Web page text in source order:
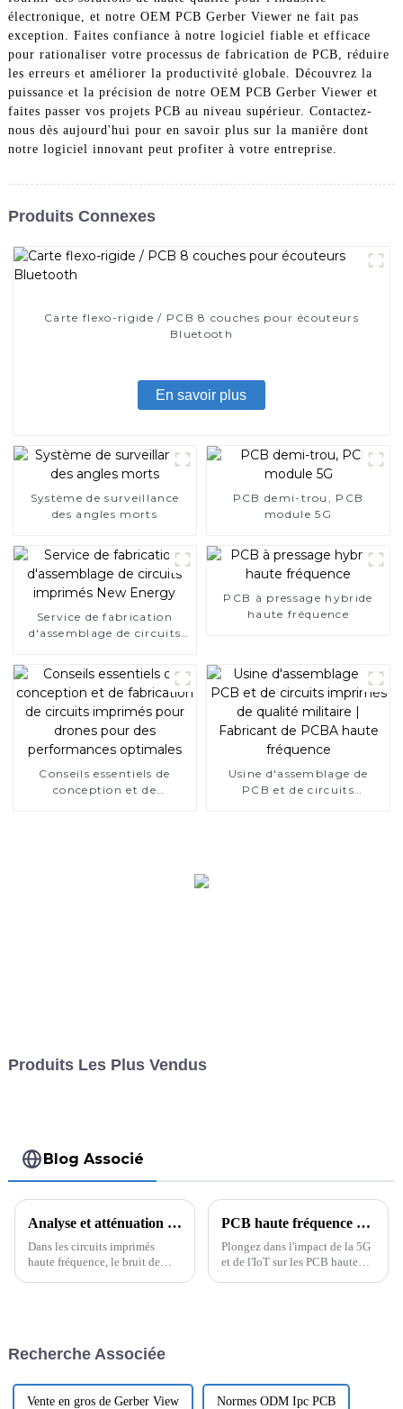
électronique, et notre OEM PCB Gerber Viewer ne fait pas
exception. Faites confiance à notre logiciel fiable et efficace
pour rationaliser votre processus de fabrication de PCB, réduire
les erreurs et améliorer la productivité globale. Découvrez la
puissance et la précision de notre OEM PCB Gerber Viewer et
faites passer vos projets PCB au niveau supérieur. Contactez-
nous dès aujourd'hui pour en savoir plus sur la manière dont
notre logiciel innovant peut profiter à votre entreprise.
Produits Connexes
Carte flexo-rigide / PCB 8 couches pour écouteurs
Bluetooth
En savoir plus
Système de surveillance
des angles morts
PCB demi-trou, PCB
module 5G
Service de fabrication
d'assemblage de circuits
PCB à pressage hybride
haute fréquence
Conseils essentiels de
conception et de
Usine d'assemblage de
PCB et de circuits
Produits Les Plus Vendus
Blog Associé
Analyse et atténuation du bruit de l'alimentation électrique dans le processus de conception de circuits imprimés haute fréquence
Dans les circuits imprimés
haute fréquence, le bruit de
des origines du bruit de
PCB haute fréquence dans la 5G et l'IoT : opportunités et défis clés du marché
Plongez dans l'impact de la 5G
et de l'IoT sur les PCB haute
Recherche Associée
Vente en gros de Gerber View Normes ODM Ipc PCB